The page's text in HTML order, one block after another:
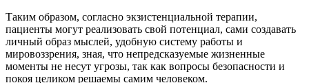
Таким образом, согласно экзистенциальной терапии,
пациенты могут реализовать свой потенциал, сами создавать
личный образ мыслей, удобную систему работы и
мировоззрения, зная, что непредсказуемые жизненные
моменты не несут угрозы, так как вопросы безопасности и
покоя целиком решаемы самим человеком.